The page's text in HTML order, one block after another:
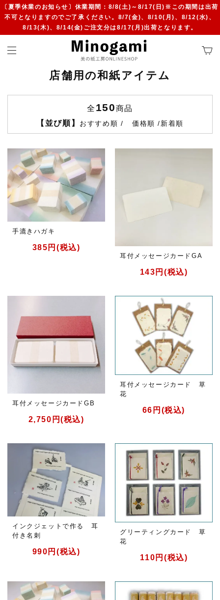
〔夏季休業のお知らせ〕休業期間：8/8(土)～8/17(日)※この期間は出荷
不可となりますのでご了承ください。8/7(金)、8/10(月)、8/12(水)、
8/13(木)、8/14(金)ご注文分は8/17(月)出荷となります。
店舗用の和紙アイテム
全 150商品
【並び順】 おすすめ順 価格順 新着順
手漉きハガキ
385円(税込)
耳付メッセージカードGA
143円(税込)
耳付メッセージカードGB
2,750円(税込)
耳付メッセージカード 草
花
66円(税込)
インクジェットで作る 耳
付き名刺
990円(税込)
グリーティングカード 草
花
110円(税込)